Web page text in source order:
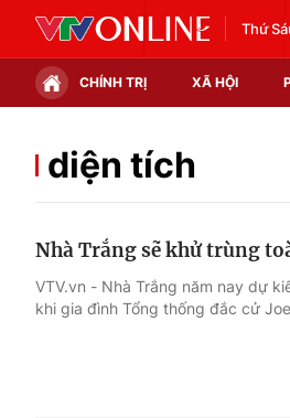
Thứ
CHÍNH TRỊ XÃ HỘI
Chính trị
Thế giới đó đây
diện tích
Nhà Trắng sẽ khử trùng
VTV.vn - Nhà Trắng năm nay dự
khi gia đình Tổng thống đắc cử